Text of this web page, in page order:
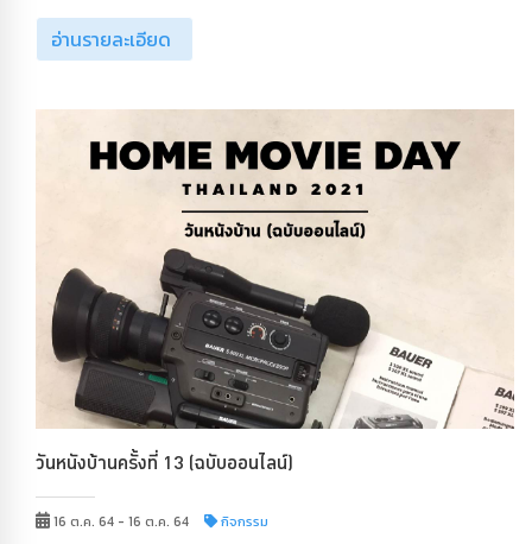
อ่านรายละเอียด
วันหนังบ้านครั้งที่ 13 (ฉบับออนไลน์)
16 ต.ค. 64 - 16 ต.ค. 64 กิจกรรม